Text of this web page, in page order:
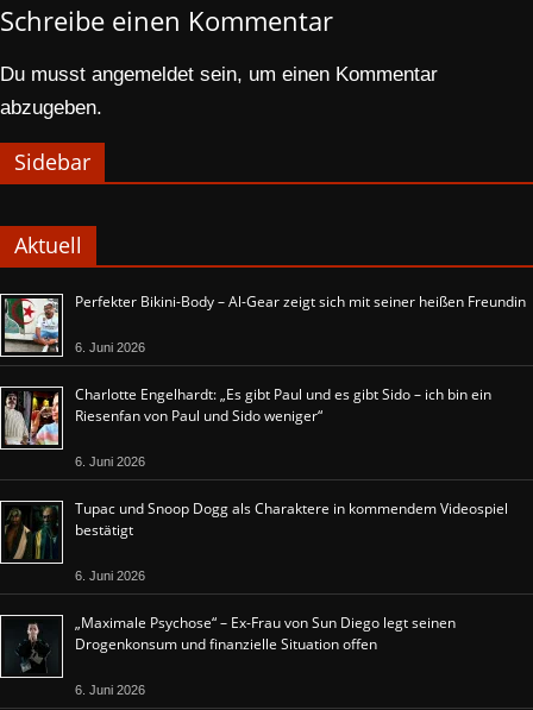
Schreibe einen Kommentar
Du musst angemeldet sein, um einen Kommentar
abzugeben.
Sidebar
Aktuell
Perfekter Bikini-Body – Al-Gear zeigt sich mit seiner heißen Freundin
6. Juni 2026
Charlotte Engelhardt: „Es gibt Paul und es gibt Sido – ich bin ein
Riesenfan von Paul und Sido weniger“
6. Juni 2026
Tupac und Snoop Dogg als Charaktere in kommendem Videospiel
bestätigt
6. Juni 2026
„Maximale Psychose“ – Ex-Frau von Sun Diego legt seinen
Drogenkonsum und finanzielle Situation offen
6. Juni 2026